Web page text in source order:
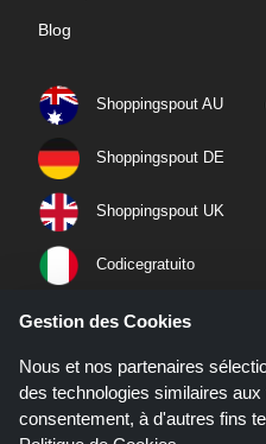
Blog
Shoppingspout AU
Shoppingspout DE
Shoppingspout UK
Codicegratuito
Shoppingspout NL
Shoppingspout PT
Gestion des Cookies
Nous et nos partenaires
des technologies similaires
consentement, à d'autres fins